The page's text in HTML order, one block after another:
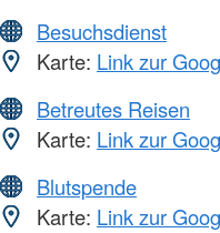
Besuchsdienst
Karte: Link zur
Betreutes Reisen
Karte: Link zur
Blutspende
Karte: Link zur